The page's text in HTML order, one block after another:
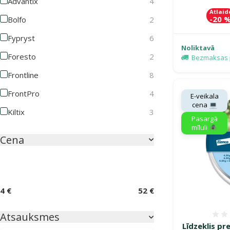
Bolfo
2
Fypryst
6
Foresto
2
Frontline
8
FrontPro
4
Kiltix
3
Cena
4 € 52 €
Atsauksmes
-20
Noliktavā
Bezmaksas
Līdzeklis
E-veikala
cena 💻
Pasargā
mīluli 🕷️